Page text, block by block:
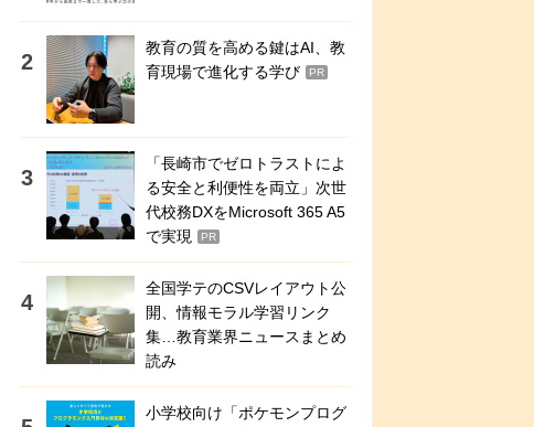
教育の質を高める鍵はAI、教
育現場で進化する学び
PR
「長崎市でゼロトラストによ
る安全と利便性を両立」次世
代校務DXをMicrosoft 365 A5
で実現
PR
全国学テのCSVレイアウト公
開、情報モラル学習リンク
集…教育業界ニュースまとめ
読み
小学校向け「ポケモンプログ